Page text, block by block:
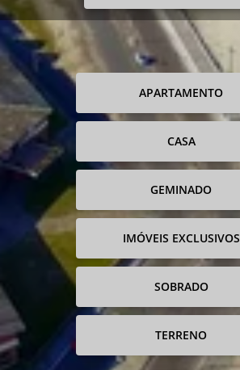
APARTAMENTO
CASA
GEMINADO
IMÓVEIS EXCLUSIVOS
SOBRADO
TERRENO